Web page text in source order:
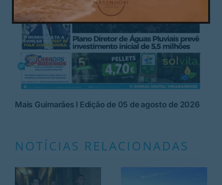
Mais Guimarães I Edição de 05 de agosto de 2026
NOTÍCIAS RELACIONADAS